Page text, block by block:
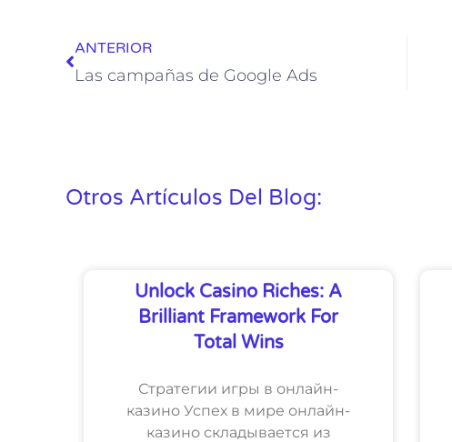
ANTERIOR
Las campañas de Google Ads
Otros Artículos Del Blog:
Unlock Casino Riches: A
Brilliant Framework For
Total Wins
Стратегии игры в онлайн-
казино Успех в мире онлайн-
казино складывается из